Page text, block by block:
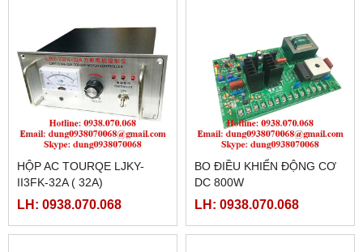
HỘP AC TOURQE LJKY-
II3FK-32A ( 32A)
LH: 0938.070.068
BO ĐIỀU KHIỂN ĐỘNG CƠ
DC 800W
LH: 0938.070.068